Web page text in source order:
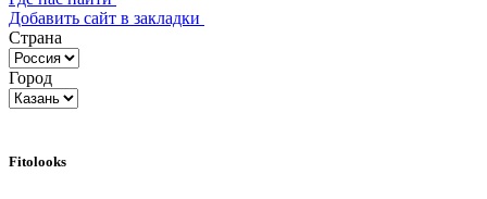
Добавить сайт в закладки
Страна
Город
Fitolooks